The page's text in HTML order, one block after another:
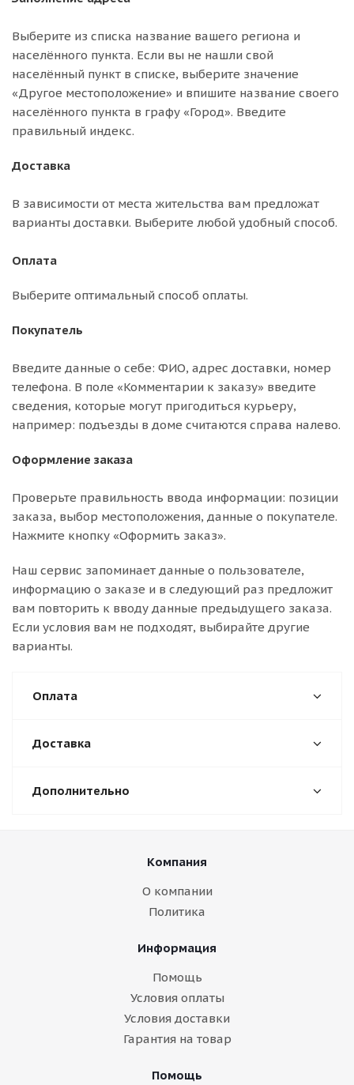
Выберите из списка название вашего региона и
населённого пункта. Если вы не нашли свой
населённый пункт в списке, выберите значение
«Другое местоположение» и впишите название своего
населённого пункта в графу «Город». Введите
правильный индекс.
Доставка
В зависимости от места жительства вам предложат
варианты доставки. Выберите любой удобный способ.
Оплата
Выберите оптимальный способ оплаты.
Покупатель
Введите данные о себе: ФИО, адрес доставки, номер
телефона. В поле «Комментарии к заказу» введите
сведения, которые могут пригодиться курьеру,
например: подъезды в доме считаются справа налево.
Оформление заказа
Проверьте правильность ввода информации: позиции
заказа, выбор местоположения, данные о покупателе.
Нажмите кнопку «Оформить заказ».
Наш сервис запоминает данные о пользователе,
информацию о заказе и в следующий раз предложит
вам повторить к вводу данные предыдущего заказа.
Если условия вам не подходят, выбирайте другие
варианты.
Оплата
Доставка
Дополнительно
Компания
О компании
Политика
Информация
Помощь
Условия оплаты
Условия доставки
Гарантия на товар
Помощь